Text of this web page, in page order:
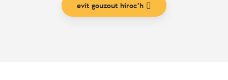
evit gouzout hiroc’h